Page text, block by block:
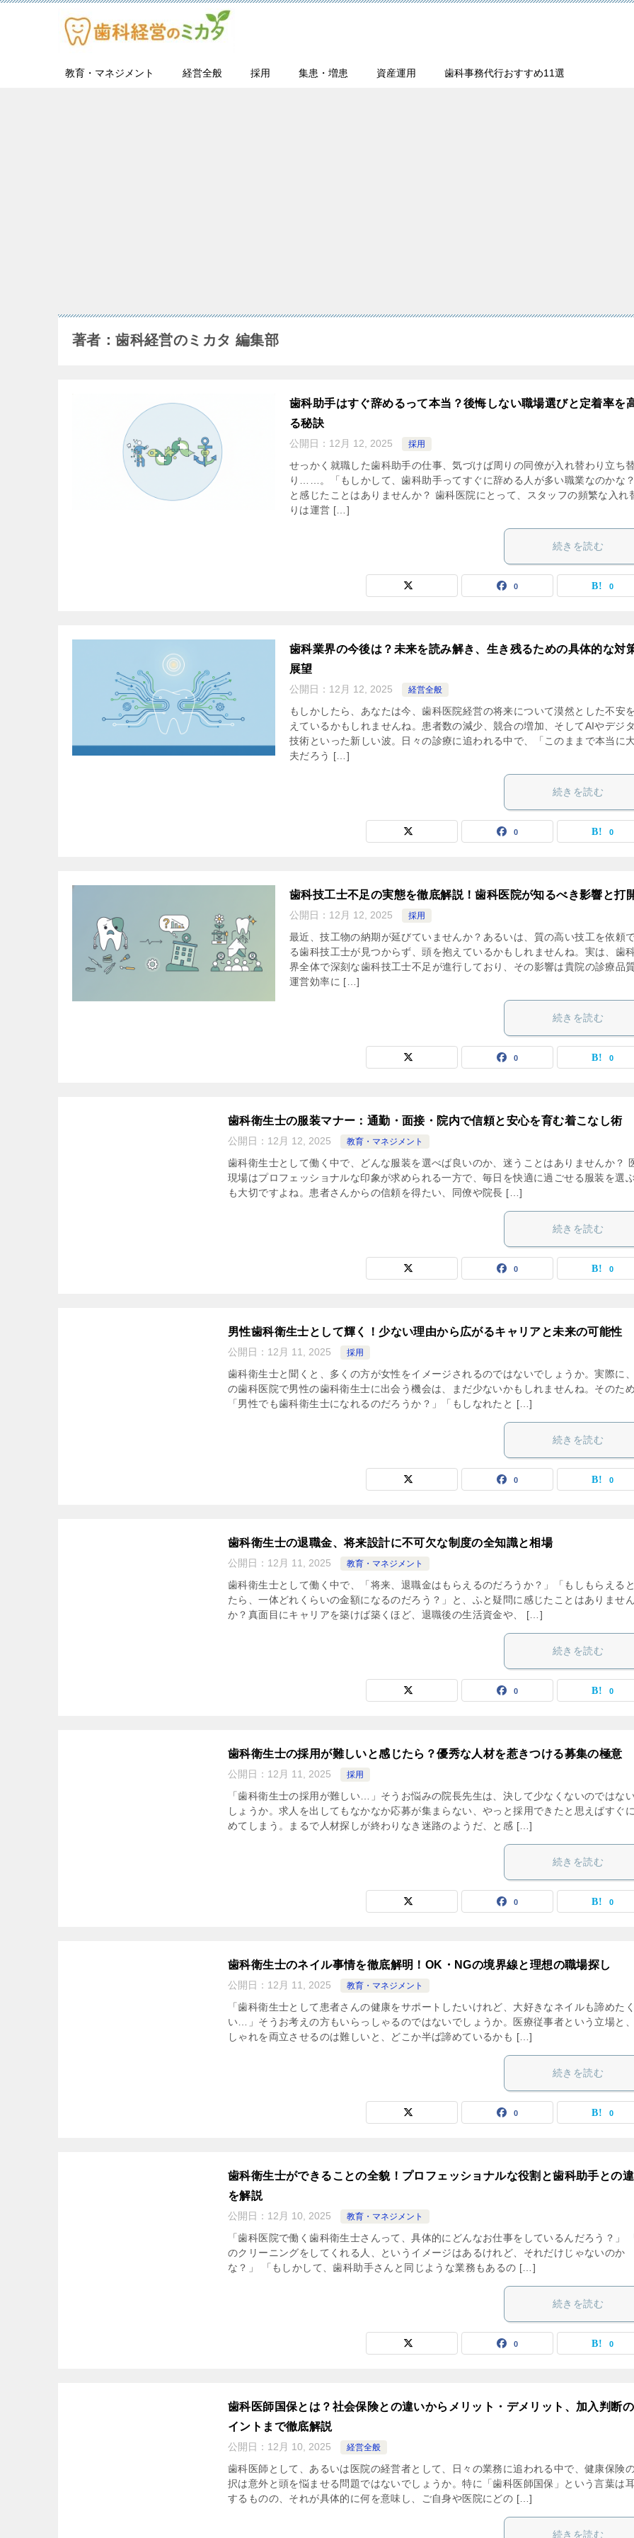
教育・マネジメント 経営全般 採用 集患・増患 資産運用 歯科事務代行おすすめ11選
著者：歯科経営のミカタ 編集部
歯科助手はすぐ辞めるって本当？後悔しない職場選びと定着率を
る秘訣
公開日： 12月 12, 2025 採用
せっかく就職した歯科助手の仕事、気づけば周りの同僚が入れ替わり立ち
り……。「もしかして、歯科助手ってすぐに辞める人が多い職業なのかな？
と感じたことはありませんか？ 歯科医院にとって、スタッフの頻繁な入れ
りは運営 […]
続きを読む
0 0
歯科業界の今後は？未来を読み解き、生き残るための具体的な対
展望
公開日： 12月 12, 2025 経営全般
もしかしたら、あなたは今、歯科医院経営の将来について漠然とした不安
えているかもしれませんね。患者数の減少、競合の増加、そしてAIやデジ
技術といった新しい波。日々の診療に追われる中で、「このままで本当に
夫だろう […]
続きを読む
0 0
歯科技工士不足の実態を徹底解説！歯科医院が知るべき影響と打
公開日： 12月 12, 2025 採用
最近、技工物の納期が延びていませんか？あるいは、質の高い技工を依頼
る歯科技工士が見つからず、頭を抱えているかもしれませんね。実は、歯
界全体で深刻な歯科技工士不足が進行しており、その影響は貴院の診療品
運営効率に […]
続きを読む
0 0
歯科衛生士の服装マナー：通勤・面接・院内で信頼と安心を育む着こなし術
公開日： 12月 12, 2025 教育・マネジメント
歯科衛生士として働く中で、どんな服装を選べば良いのか、迷うことはありませんか？
現場はプロフェッショナルな印象が求められる一方で、毎日を快適に過ごせる服装を選
も大切ですよね。患者さんからの信頼を得たい、同僚や院長 […]
続きを読む
0 0
男性歯科衛生士として輝く！少ない理由から広がるキャリアと未来の可能性
公開日： 12月 11, 2025 採用
歯科衛生士と聞くと、多くの方が女性をイメージされるのではないでしょうか。実際に
の歯科医院で男性の歯科衛生士に出会う機会は、まだ少ないかもしれませんね。そのため
「男性でも歯科衛生士になれるのだろうか？」「もしなれたと […]
続きを読む
0 0
歯科衛生士の退職金、将来設計に不可欠な制度の全知識と相場
公開日： 12月 11, 2025 教育・マネジメント
歯科衛生士として働く中で、「将来、退職金はもらえるのだろうか？」「もしもらえる
たら、一体どれくらいの金額になるのだろう？」と、ふと疑問に感じたことはありません
か？真面目にキャリアを築けば築くほど、退職後の生活資金や、 […]
続きを読む
0 0
歯科衛生士の採用が難しいと感じたら？優秀な人材を惹きつける募集の極意
公開日： 12月 11, 2025 採用
「歯科衛生士の採用が難しい…」そうお悩みの院長先生は、決して少なくないのではな
しょうか。求人を出してもなかなか応募が集まらない、やっと採用できたと思えばすぐ
めてしまう。まるで人材探しが終わりなき迷路のようだ、と感 […]
続きを読む
0 0
歯科衛生士のネイル事情を徹底解明！OK・NGの境界線と理想の職場探し
公開日： 12月 11, 2025 教育・マネジメント
「歯科衛生士として患者さんの健康をサポートしたいけれど、大好きなネイルも諦めた
い…」そうお考えの方もいらっしゃるのではないでしょうか。医療従事者という立場と
しゃれを両立させるのは難しいと、どこか半ば諦めているかも […]
続きを読む
0 0
歯科衛生士ができることの全貌！プロフェッショナルな役割と歯科助手との
を解説
公開日： 12月 10, 2025 教育・マネジメント
「歯科医院で働く歯科衛生士さんって、具体的にどんなお仕事をしているんだろう？」
のクリーニングをしてくれる人、というイメージはあるけれど、それだけじゃないのか
な？」 「もしかして、歯科助手さんと同じような業務もあるの […]
続きを読む
0 0
歯科医師国保とは？社会保険との違いからメリット・デメリット、加入判断
イントまで徹底解説
公開日： 12月 10, 2025 経営全般
歯科医師として、あるいは医院の経営者として、日々の業務に追われる中で、健康保険
択は意外と頭を悩ませる問題ではないでしょうか。特に「歯科医師国保」という言葉は
するものの、それが具体的に何を意味し、ご自身や医院にどの […]
続きを読む